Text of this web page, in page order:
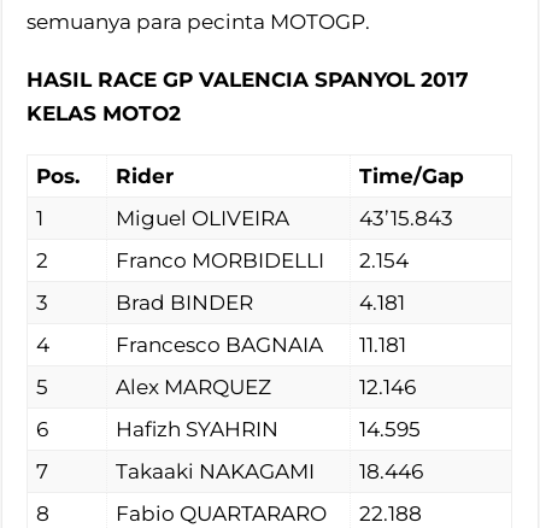
semuanya para pecinta MOTOGP.
HASIL RACE GP VALENCIA SPANYOL 2017
KELAS MOTO2
Pos. Rider
Time/Gap
1
Miguel OLIVEIRA
43’15.843
2
Franco MORBIDELLI
2.154
3
Brad BINDER
4.181
4
Francesco BAGNAIA
11.181
5
Alex MARQUEZ
12.146
6
Hafizh SYAHRIN
14.595
7
Takaaki NAKAGAMI
18.446
8
Fabio QUARTARARO
22.188